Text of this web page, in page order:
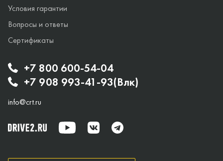
+7 800 600-54-04
+7 908 993-41-93(Влк)
info@crt.ru
Условия гарантии
Вопросы и ответы
Сертификаты